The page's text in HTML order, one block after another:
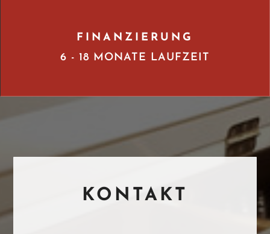
FINANZIERUNG
6 - 18 MONATE LAUFZEIT
KONTAKT